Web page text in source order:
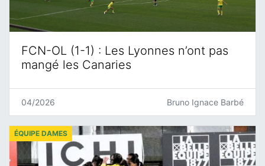
FCN-OL (1-1) : Les Lyonnes n’ont pas
mangé les Canaries
04/2026 Bruno Ignace Barbé
ÉQUIPE DAMES